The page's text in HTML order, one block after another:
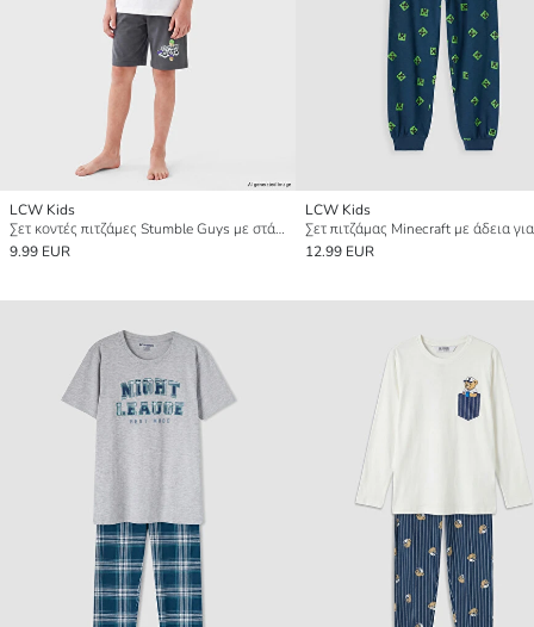
LCW Kids
Σετ κοντές πιτζάμες Stumble Guys με στάμπα για αγόρια
9.99 EUR
LCW Kids
12.99 EUR